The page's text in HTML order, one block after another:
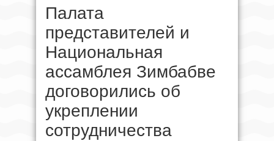
Палата
представителей и
Национальная
ассамблея Зимбабве
договорились об
укреплении
сотрудничества